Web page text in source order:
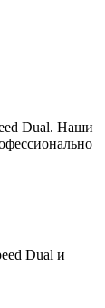
Dual. Наши
Dual и